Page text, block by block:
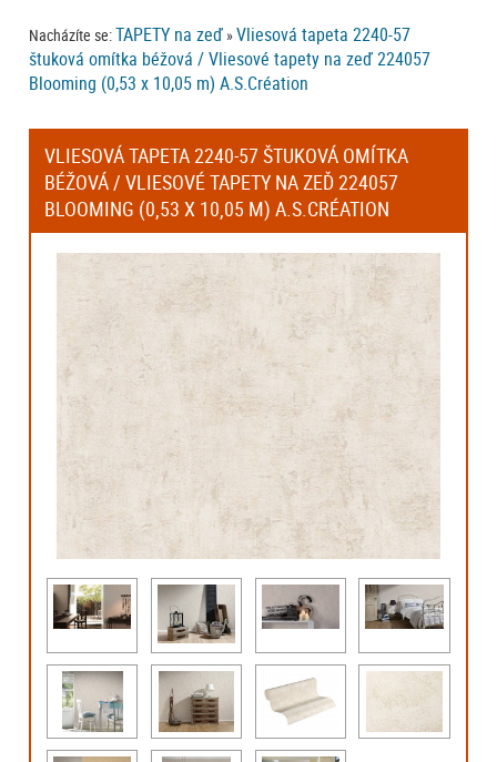
Nacházíte se:TAPETY na zeď »Vliesová tapeta 2240-57
štuková omítka béžová / Vliesové tapety na zeď 224057
Blooming (0,53 x 10,05 m) A.S.Création
VLIESOVÁ TAPETA 2240-57 ŠTUKOVÁ OMÍTKA
BÉŽOVÁ / VLIESOVÉ TAPETY NA ZEĎ 224057
BLOOMING (0,53 X 10,05 M) A.S.CRÉATION